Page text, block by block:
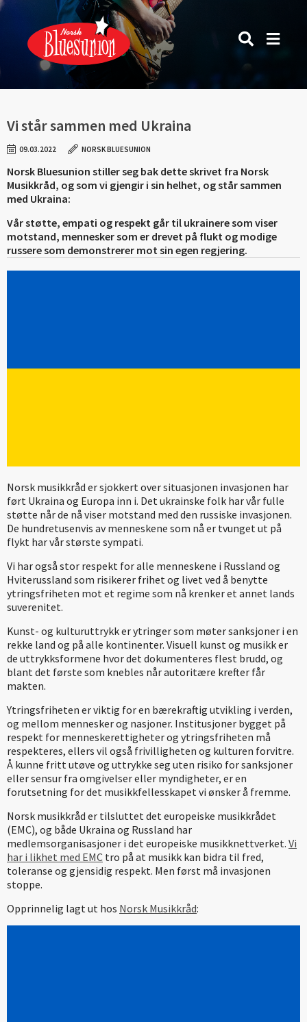
Vi står sammen med Ukraina
09.03.2022 NORSK BLUESUNION
Norsk Bluesunion stiller seg bak dette skrivet fra Norsk
Musikkråd, og som vi gjengir i sin helhet, og står sammen
med Ukraina:
Vår støtte, empati og respekt går til ukrainere som viser
motstand, mennesker som er drevet på flukt og modige
russere som demonstrerer mot sin egen regjering.
Norsk musikkråd er sjokkert over situasjonen invasjonen har
ført Ukraina og Europa inn i. Det ukrainske folk har vår fulle
støtte når de nå viser motstand med den russiske invasjonen.
De hundretusenvis av menneskene som nå er tvunget ut på
flykt har vår største sympati.
Vi har også stor respekt for alle menneskene i Russland og
Hviterussland som risikerer frihet og livet ved å benytte
ytringsfriheten mot et regime som nå krenker et annet lands
suverenitet.
Kunst- og kulturuttrykk er ytringer som møter sanksjoner i en
rekke land og på alle kontinenter. Visuell kunst og musikk er
de uttrykksformene hvor det dokumenteres flest brudd, og
blant det første som knebles når autoritære krefter får
makten.
Ytringsfriheten er viktig for en bærekraftig utvikling i verden,
og mellom mennesker og nasjoner. Institusjoner bygget på
respekt for menneskerettigheter og ytringsfriheten må
respekteres, ellers vil også frivilligheten og kulturen forvitre.
Å kunne fritt utøve og uttrykke seg uten risiko for sanksjoner
eller sensur fra omgivelser eller myndigheter, er en
forutsetning for det musikkfellesskapet vi ønsker å fremme.
Norsk musikkråd er tilsluttet det europeiske musikkrådet
(EMC), og både Ukraina og Russland har
medlemsorganisasjoner i det europeiske musikknettverket. Vi
har i likhet med EMC tro på at musikk kan bidra til fred,
toleranse og gjensidig respekt. Men først må invasjonen
stoppe.
Opprinnelig lagt ut hos Norsk Musikkråd: